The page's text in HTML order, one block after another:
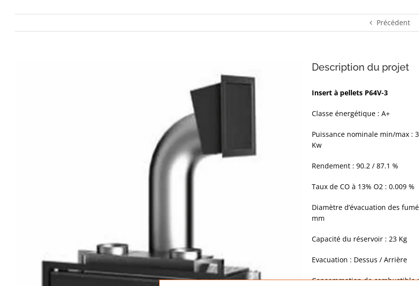
Précédent
Description du projet
Insert à pellets P64V-3
Classe énergétique : A+
Puissance nominale min/max :
Kw
Rendement : 90.2 / 87.1 %
Taux de CO à 13% O2 : 0.009 %
Diamètre d’évacuation des
mm
Capacité du réservoir : 23 Kg
Evacuation : Dessus / Arrière
Consommation de combustible